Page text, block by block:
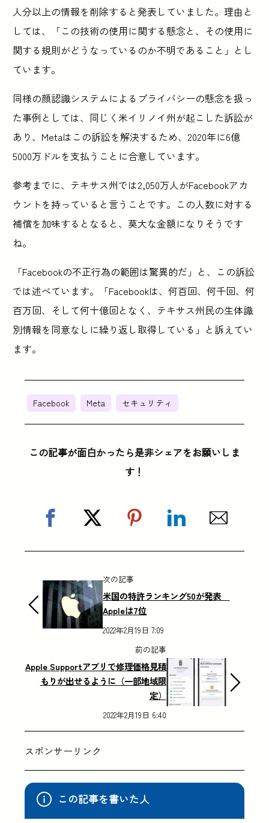
人分以上の情報を削除すると発表していました。理由と
しては、「この技術の使用に関する懸念と、その使用に
関する規則がどうなっているのか不明であること」とし
ています。
同様の顔認識システムによるプライバシーの懸念を扱っ
た事例としては、同じく米イリノイ州が起こした訴訟が
あり、Metaはこの訴訟を解決するため、2020年に6億
5000万ドルを支払うことに合意しています。
参考までに、テキサス州では2,050万人がFacebookアカ
ウントを持っていると言うことです。この人数に対する
補償を加味するとなると、莫大な金額になりそうです
ね。
「Facebookの不正行為の範囲は驚異的だ」と、この訴訟
では述べています。「Facebookは、何百回、何千回、何
百万回、そして何十億回となく、テキサス州民の生体識
別情報を同意なしに繰り返し取得している」と訴えてい
ます。
Facebook Meta セキュリティ
この記事が面白かったら是非シェアをお願いしま
す！
次の記事
米国の特許ランキング50が発表
Appleは7位
2022年2月19日 7:09
前の記事
Apple Supportアプリで修理価格見積
もりが出せるように（一部地域限
定）
2022年2月19日 6:40
スポンサーリンク
この記事を書いた人